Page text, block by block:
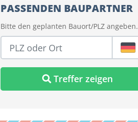
PASSENDEN BAUPARTNER
Bitte den geplanten Bauort/PLZ angeben.
DE
Treffer zeigen